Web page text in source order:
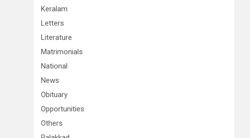
Keralam
Letters
Literature
Matrimonials
National
News
Obituary
Opportunities
Others